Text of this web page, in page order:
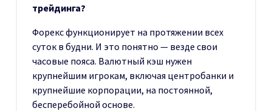
трейдинга?
Форекс функционирует на протяжении всех
суток в будни. И это понятно — везде свои
часовые пояса. Валютный кэш нужен
крупнейшим игрокам, включая центробанки и
крупнейшие корпорации, на постоянной,
бесперебойной основе.